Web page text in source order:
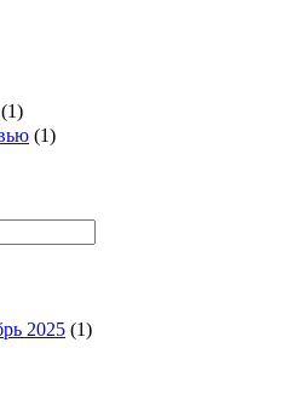
(1)
(1)
2025 (1)